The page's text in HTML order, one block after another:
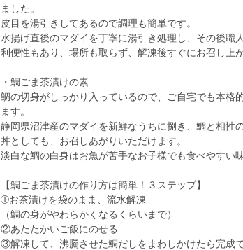
ました。
皮目を湯引きしてあるので調理も簡単です。
水揚げ直後のマダイを丁寧に湯引き処理し、その後職
利便性もあり、場所も取らず、解凍後すぐにお召し上
・鯛ごま茶漬けの素
鯛の切身がしっかり入っているので、ご自宅でも本格
ます。
静岡県沼津産のマダイを新鮮なうちに捌き、鯛と相性
丼としても、お召しあがりいただけます。
淡白な鯛の白身はお魚が苦手なお子様でも食べやすい
【鯛ごま茶漬けの作り方は簡単！３ステップ】
➀お茶漬けを袋のまま、流水解凍
（鯛の身がやわらかくなるくらいまで）
②あたたかいご飯にのせる
③解凍して、沸騰させた鯛だしをまわしかけたら完成で